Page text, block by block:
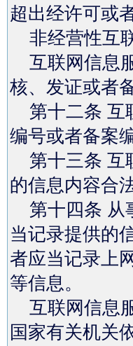
超出经许可或
非经营性互
互联网信息
核、发证或者
第十二条 互
编号或者备案
第十三条 互
的信息内容合法
第十四条 从
当记录提供的
者应当记录上
等信息。
互联网信息
国家有关机关